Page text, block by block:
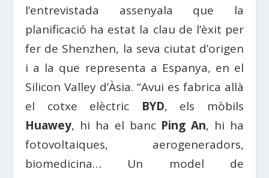
l’entrevistada assenyala que la
planificació ha estat la clau de l’èxit per
fer de Shenzhen, la seva ciutat d’origen
i a la que representa a Espanya, en el
Silicon Valley d’Àsia. “Avui es fabrica allà
el cotxe elèctric BYD, els mòbils
Huawey, hi ha el banc Ping An, hi ha
fotovoltaiques, aerogeneradors,
biomedicina… Un model de